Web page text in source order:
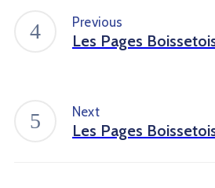
Previous
Les Pages
Next
Les Pages